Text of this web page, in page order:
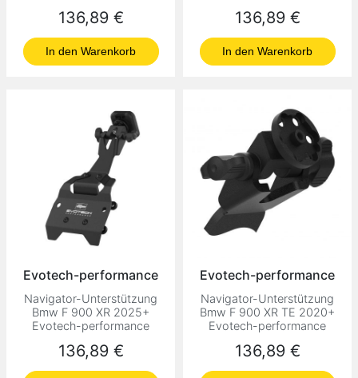
Preis
136,89 €
In den Warenkorb
Preis
136,89 €
In den Warenkorb
Evotech-performance
Navigator-Unterstützung
Bmw F 900 XR 2025+
Evotech-performance
Preis
136,89 €
Evotech-performance
Navigator-Unterstützung
Bmw F 900 XR TE 2020+
Evotech-performance
Preis
136,89 €